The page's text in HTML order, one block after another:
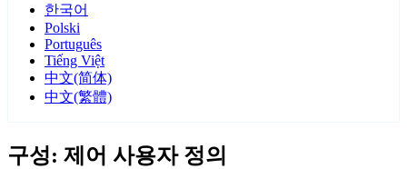
한국어
Polski
Português
Tiếng Việt
中文(简体)
中文(繁體)
구성: 제어 사용자 정의